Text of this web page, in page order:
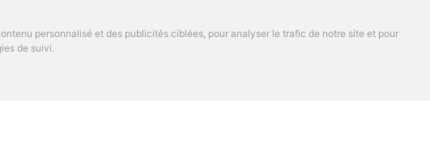
personnalisé et des publicités ciblées, pour analyser le trafic de notre site et pour
de suivi.